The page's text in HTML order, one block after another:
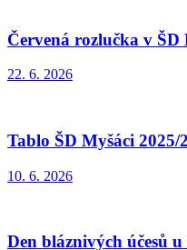
Červená rozlučka v
22. 6. 2026
Tablo ŠD Myšáci 2025/
10. 6. 2026
Den bláznivých účesů